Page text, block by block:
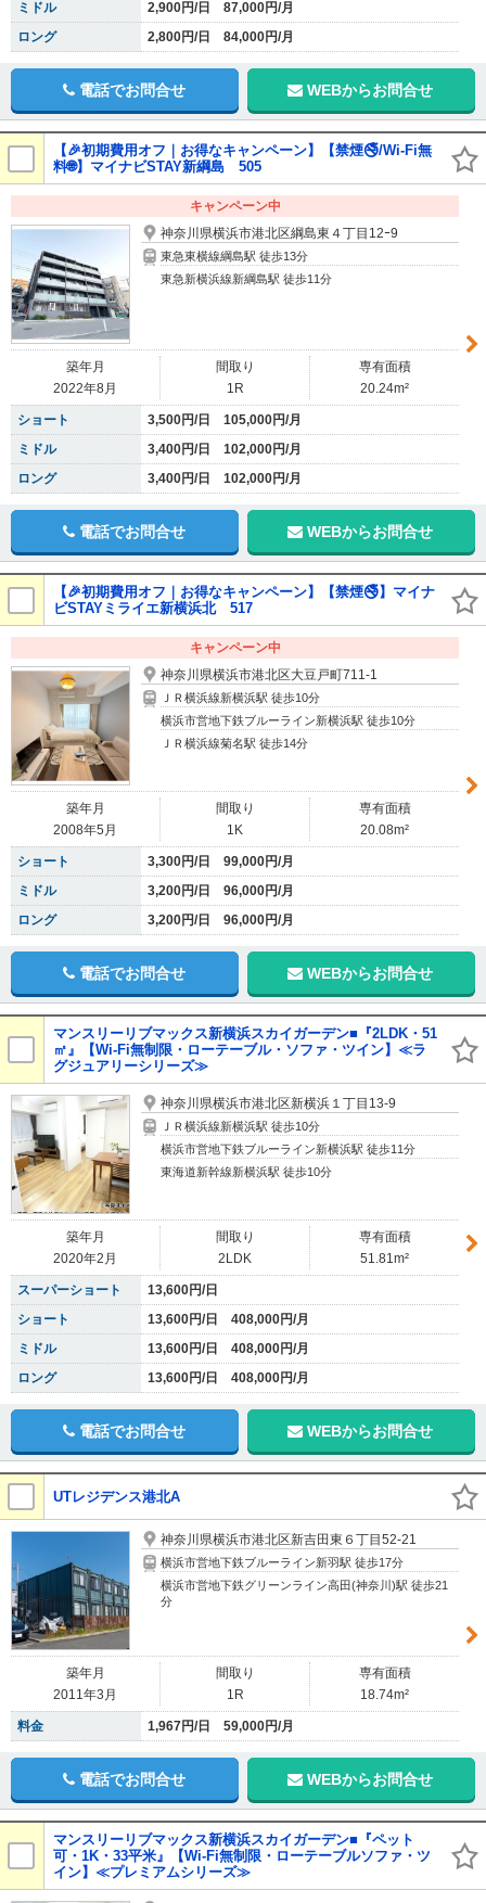
ミドル
2,900円/日 87,000円/月
ロング
2,800円/日 84,000円/月
電話でお問合せ WEBからお問合せ
【🎉初期費用オフ｜お得なキャンペーン】【禁煙🚭/Wi-Fi無
料🌐】マイナビSTAY新綱島 505
キャンペーン中
神奈川県横浜市港北区綱島東４丁目12ｰ9
東急東横線綱島駅 徒歩13分
東急新横浜線新綱島駅 徒歩11分
築年月
2022年8月
間取り
1R
専有面積
20.24m²
ショート
3,500円/日 105,000円/月
ミドル
3,400円/日 102,000円/月
ロング
3,400円/日 102,000円/月
電話でお問合せ WEBからお問合せ
【🎉初期費用オフ｜お得なキャンペーン】【禁煙🚭】マイナ
ビSTAYミライエ新横浜北 517
キャンペーン中
神奈川県横浜市港北区大豆戸町711-1
ＪＲ横浜線新横浜駅 徒歩10分
横浜市営地下鉄ブルーライン新横浜駅 徒歩10分
ＪＲ横浜線菊名駅 徒歩14分
築年月
2008年5月
間取り
1K
専有面積
20.08m²
ショート
3,300円/日 99,000円/月
ミドル
3,200円/日 96,000円/月
ロング
3,200円/日 96,000円/月
電話でお問合せ WEBからお問合せ
マンスリーリブマックス新横浜スカイガーデン■『2LDK・51
㎡』【Wi-Fi無制限・ローテーブル・ソファ・ツイン】≪ラ
グジュアリーシリーズ≫
神奈川県横浜市港北区新横浜１丁目13-9
ＪＲ横浜線新横浜駅 徒歩10分
横浜市営地下鉄ブルーライン新横浜駅 徒歩11分
東海道新幹線新横浜駅 徒歩10分
築年月
2020年2月
間取り
2LDK
専有面積
51.81m²
スーパーショート
13,600円/日
ショート
13,600円/日 408,000円/月
ミドル
13,600円/日 408,000円/月
ロング
13,600円/日 408,000円/月
電話でお問合せ WEBからお問合せ
UTレジデンス港北A
神奈川県横浜市港北区新吉田東６丁目52-21
横浜市営地下鉄ブルーライン新羽駅 徒歩17分
横浜市営地下鉄グリーンライン高田(神奈川)駅 徒歩21
分
築年月
2011年3月
間取り
1R
専有面積
18.74m²
料金 1,967円/日 59,000円/月
電話でお問合せ WEBからお問合せ
マンスリーリブマックス新横浜スカイガーデン■『ペット
可・1K・33平米』【Wi-Fi無制限・ローテーブルソファ・ツ
イン】≪プレミアムシリーズ≫